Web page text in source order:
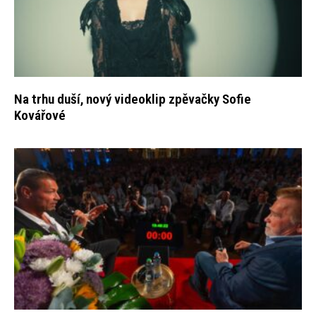
Na trhu duší, nový videoklip zpěvačky Sofie
Kovářové